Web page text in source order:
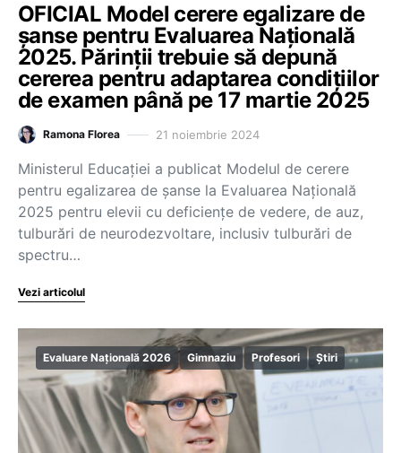
OFICIAL Model cerere egalizare de
șanse pentru Evaluarea Națională
2025. Părinții trebuie să depună
cererea pentru adaptarea condițiilor
de examen până pe 17 martie 2025
Ramona Florea 21 noiembrie 2024
Ministerul Educației a publicat Modelul de cerere
pentru egalizarea de șanse la Evaluarea Națională
2025 pentru elevii cu deficiențe de vedere, de auz,
tulburări de neurodezvoltare, inclusiv tulburări de
spectru…
Vezi articolul
Evaluare Națională 2026 Gimnaziu Profesori Știri